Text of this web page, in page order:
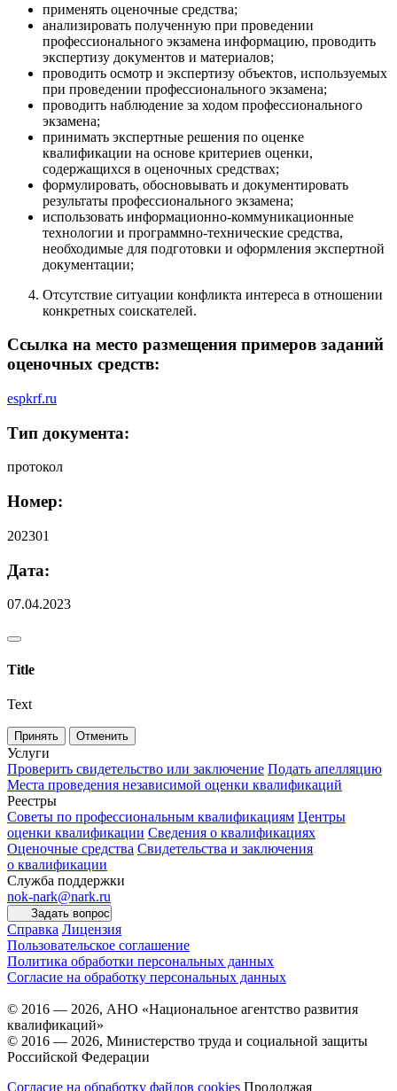
применять оценочные средства;
анализировать полученную при проведении
профессионального экзамена информацию, проводить
экспертизу документов и материалов;
проводить осмотр и экспертизу объектов, используемых
при проведении профессионального экзамена;
проводить наблюдение за ходом профессионального
экзамена;
принимать экспертные решения по оценке
квалификации на основе критериев оценки,
содержащихся в оценочных средствах;
формулировать, обосновывать и документировать
результаты профессионального экзамена;
использовать информационно-коммуникационные
технологии и программно-технические средства,
необходимые для подготовки и оформления экспертной
документации;
Отсутствие ситуации конфликта интереса в отношении
конкретных соискателей.
Ссылка на место размещения примеров заданий
оценочных средств:
espkrf.ru
Тип документа:
протокол
Номер:
202301
Дата:
07.04.2023
Title
Text
Принять Отменить
Услуги
Проверить свидетельство или заключение Подать апелляцию
Места проведения независимой оценки квалификаций
Реестры
Советы по профессиональным квалификациям Центры
оценки квалификации Сведения о квалификациях
Оценочные средства Свидетельства и заключения
о квалификации
Служба поддержки
nok-nark@nark.ru
Задать вопрос
Справка Лицензия
Пользовательское соглашение
Политика обработки персональных данных
Согласие на обработку персональных данных
© 2016 — 2026, АНО «Национальное агентство развития
квалификаций»
© 2016 — 2026, Министерство труда и социальной защиты
Российской Федерации
Согласие на обработку файлов cookies Продолжая